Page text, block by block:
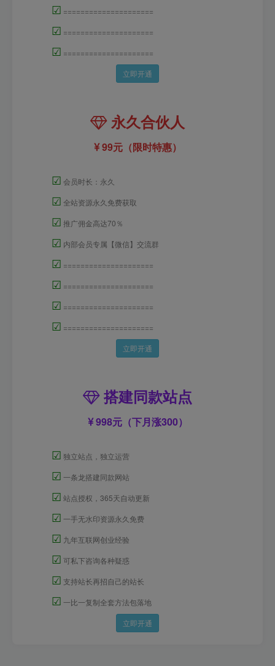
☑ =====================
☑ =====================
☑ =====================
立即开通
永久合伙人
99元（限时特惠）
☑ 会员时长：永久
☑ 全站资源永久免费获取
☑ 推广佣金高达70％
☑ 内部会员专属【微信】交流群
☑ =====================
☑ =====================
☑ =====================
☑ =====================
立即开通
搭建同款站点
998元（下月涨300）
☑ 独立站点，独立运营
☑ 一条龙搭建同款网站
☑ 站点授权，365天自动更新
☑ 一手无水印资源永久免费
☑ 九年互联网创业经验
☑ 可私下咨询各种疑惑
☑ 支持站长再招自己的站长
☑ 一比一复制全套方法包落地
立即开通